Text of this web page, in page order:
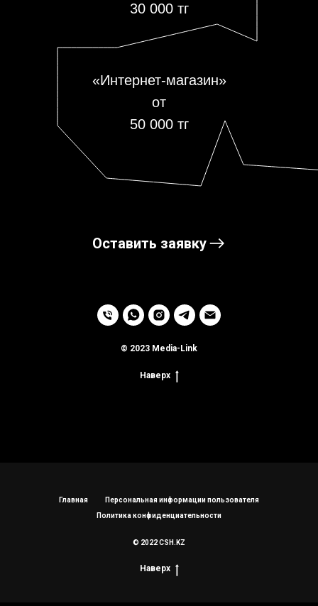
30 000 тг
«Интернет-магазин»
от
50 000 тг
Оставить заявку
© 2023 Media-Link
Наверх
Главная
Персональная информации пользователя
Политика конфиденциательности
© 2022 CSH.KZ
Наверх